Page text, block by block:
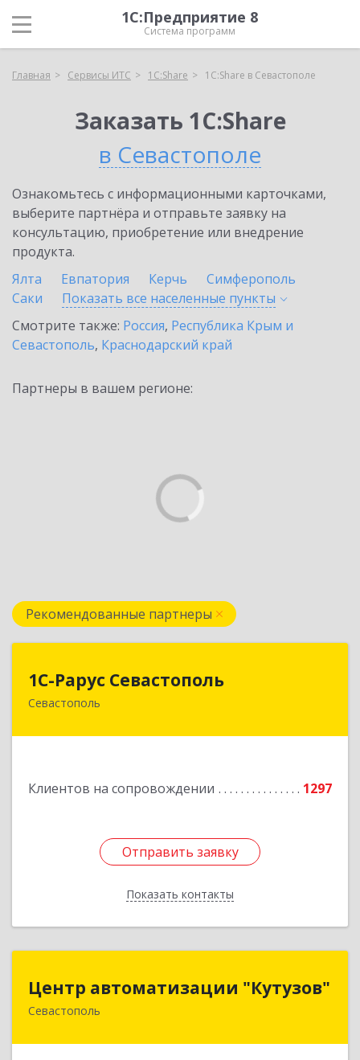
1С:Предприятие 8
Система программ
Главная Сервисы ИТС 1С:Share 1С:Share в Севастополе
Заказать 1С:Share
в Севастополе
Ознакомьтесь с информационными карточками,
выберите партнёра и отправьте заявку на
консультацию, приобретение или внедрение
продукта.
Ялта
Евпатория Керчь
Симферополь
Саки
Показать все населенные пункты
Смотрите также: Россия, Республика Крым и
Севастополь, Краснодарский край
Партнеры в вашем регионе:
Рекомендованные партнеры
1С-Рарус Севастополь
Севастополь
Клиентов на сопровождении 1297
Отправить заявку
Показать контакты
299011, Севастополь г, Кулакова ул, дом № 58
Отправить заявку
Назад
Центр автоматизации "Кутузов"
Севастополь
299011, Севастополь г, Генерала Петрова ул,